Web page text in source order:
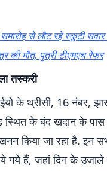
समारोह से लौट रहे स्कूटी
की मौत, पुत्री टीएमएच रेफर
तस्करी
के थ्रीसी, 16 नंबर,
स्थित के बंद खदान के
किया जा रहा है. इन
गये हैं, जहां दिन के उजाले